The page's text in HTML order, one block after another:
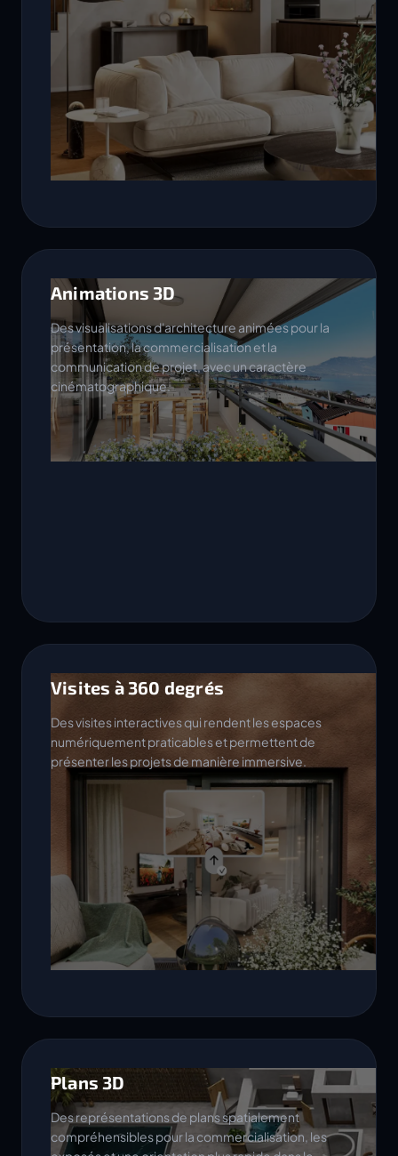
Animations 3D
Des visualisations d'architecture animées pour la
présentation, la commercialisation et la
communication de projet, avec un caractère
cinématographique.
Visites à 360 degrés
Des visites interactives qui rendent les espaces
numériquement praticables et permettent de
présenter les projets de manière immersive.
Plans 3D
Des représentations de plans spatialement
compréhensibles pour la commercialisation, les